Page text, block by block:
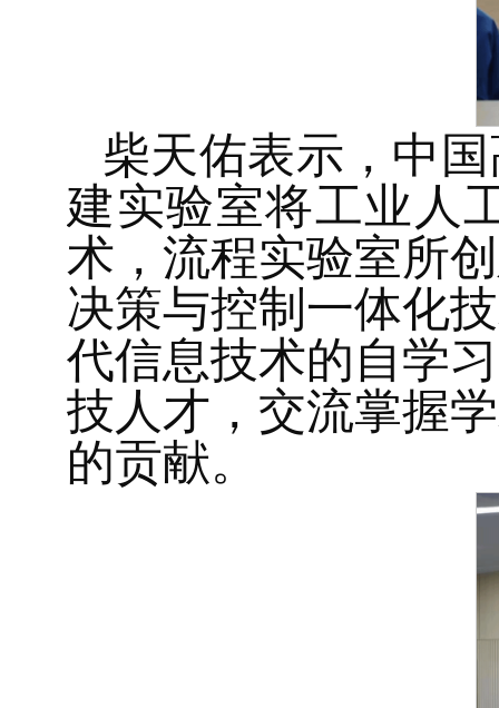
柴天佑表示，中
建实验室将工业人
术，流程实验室所
决策与控制一体化
代信息技术的自学
技人才，交流掌握
的贡献。